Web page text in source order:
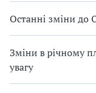
Останні зміни до
Зміни в річному
увагу